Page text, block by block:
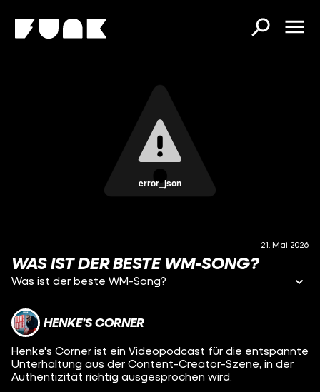
error_json
21. Mai 2026
WAS IST DER BESTE WM-SONG?
Was ist der beste WM-Song?
HENKE’S CORNER
Henke's Corner ist ein Videopodcast für die entspannte
Unterhaltung aus der Content-Creator-Szene, in der
Authentizität richtig ausgesprochen wird.